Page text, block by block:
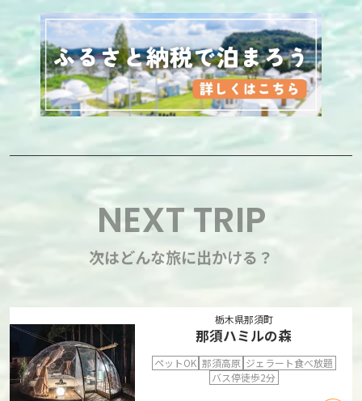
NEXT TRIP
次はどんな旅に出かける？
栃木県那須町
那須ハミルの森
ペットOK 那須高原 ジェラート食べ放題
バス停徒歩2分